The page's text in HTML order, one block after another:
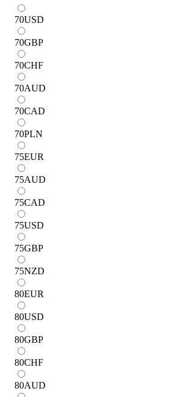
70USD
70GBP
70CHF
70AUD
70CAD
70PLN
75EUR
75AUD
75CAD
75USD
75GBP
75NZD
80EUR
80USD
80GBP
80CHF
80AUD